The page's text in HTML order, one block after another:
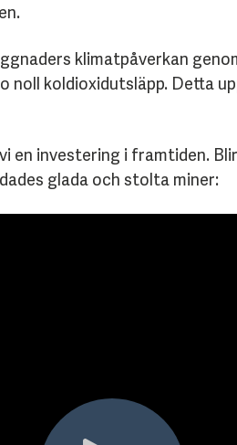
klimatpåverkan
noll koldioxidutsläpp. Detta
en investering i framtiden.
glada och stolta miner: